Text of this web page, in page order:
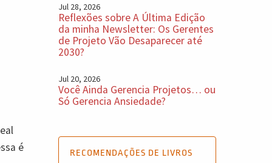
é
Jul 28, 2026
Reflexões sobre A Última Edição
da minha Newsletter: Os Gerentes
de Projeto Vão Desaparecer até
2030?
Jul 20, 2026
Você Ainda Gerencia Projetos… ou
Só Gerencia Ansiedade?
RECOMENDAÇÕES DE LIVROS